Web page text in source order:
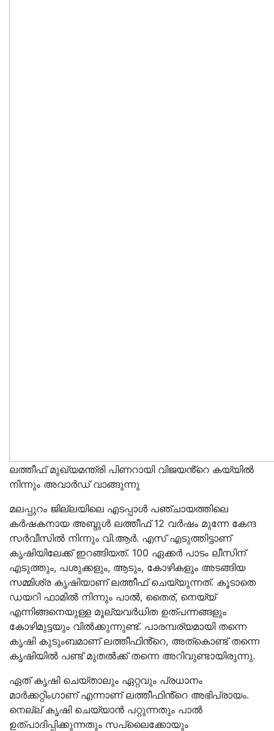
ലത്തീഫ് മുഖ്യമന്ത്രി പിണറായി വിജയൻ്റെ കയ്യിൽ
നിന്നും അവാർഡ് വാങ്ങുന്നു
മലപ്പുറം ജില്ലയിലെ എടപ്പാൾ പഞ്ചായത്തിലെ
കർഷകനായ അബ്ദുൾ ലത്തീഫ് 12 വർഷം മുന്നേ കേന്ദ
സർവീസിൽ നിന്നും വി.ആർ. എസ് എടുത്തിട്ടാണ്
കൃഷിയിലേക്ക് ഇറങ്ങിയത്. 100 ഏക്കർ പാടം ലീസിന്
എടുത്തും, പശുക്കളും, ആടും, കോഴികളും അടങ്ങിയ
സമ്മിശ്ര കൃഷിയാണ് ലത്തീഫ് ചെയ്യുന്നത്. കൂടാതെ
ഡയറി ഫാമിൽ നിന്നും പാൽ, തൈര്, നെയ്യ്
എന്നിങ്ങനെയുള്ള മൂല്യവർധിത ഉത്പന്നങ്ങളും
കോഴിമുട്ടയും വിൽക്കുന്നുണ്ട്. പാരമ്പര്യമായി തന്നെ
കൃഷി കുടുംബമാണ് ലത്തീഫിൻ്റെ, അത്കൊണ്ട് തന്നെ
കൃഷിയിൽ പണ്ട് മുതൽക്ക് തന്നെ അറിവുണ്ടായിരുന്നു.
ഏത് കൃഷി ചെയ്താലും ഏറ്റവും പ്രധാനം
മാർക്കറ്റിംഗാണ് എന്നാണ് ലത്തീഫിൻ്റെ അഭിപ്രായം.
നെല്ല് കൃഷി ചെയ്യാൻ പറ്റുന്നതും പാൽ
ഉത്പാദിപ്പിക്കുന്നതും സപ്ലൈക്കോയും